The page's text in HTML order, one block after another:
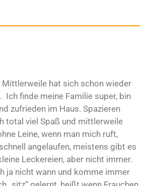
Mittlerweile hat sich schon wieder
Ich finde meine Familie super, bin
zufrieden im Haus. Spazieren
total viel Spaß und mittlerweile
Leine, wenn man mich ruft,
angelaufen, meistens gibt es
Leckereien, aber nicht immer.
ja nicht wann und komme immer